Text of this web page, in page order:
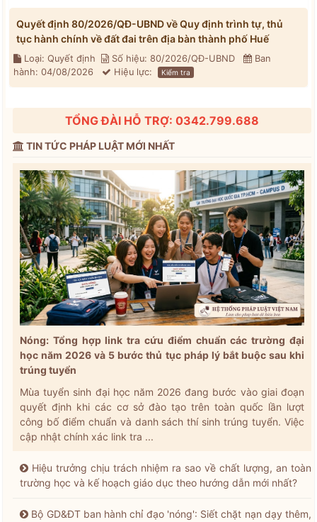
Quyết định 80/2026/QĐ-UBND về Quy định trình tự, thủ
tục hành chính về đất đai trên địa bàn thành phố Huế
Loại: Quyết định Số hiệu: 80/2026/QĐ-UBND
Ban
hành: 04/08/2026
Hiệu lực: Kiểm tra
TỔNG ĐÀI HỖ TRỢ: 0342.799.688
TIN TỨC PHÁP LUẬT MỚI NHẤT
Nóng: Tổng hợp link tra cứu điểm chuẩn các trường đại
học năm 2026 và 5 bước thủ tục pháp lý bắt buộc sau khi
trúng tuyển
Mùa tuyển sinh đại học năm 2026 đang bước vào giai đoạn
quyết định khi các cơ sở đào tạo trên toàn quốc lần lượt
công bố điểm chuẩn và danh sách thí sinh trúng tuyển. Việc
cập nhật chính xác link tra ...
Hiệu trưởng chịu trách nhiệm ra sao về chất lượng, an toàn
trường học và kế hoạch giáo dục theo hướng dẫn mới nhất?
Bộ GD&ĐT ban hành chỉ đạo 'nóng': Siết chặt nạn dạy thêm,